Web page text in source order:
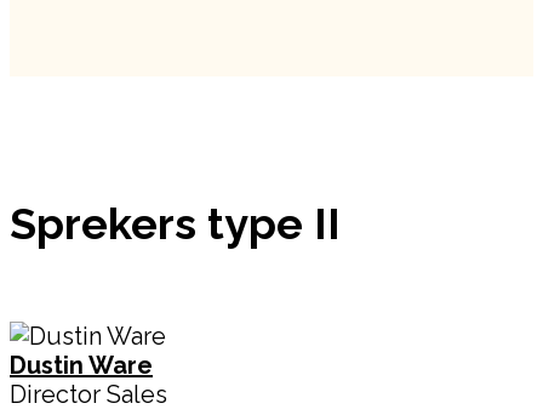
Sprekers type II
Dustin Ware
Director Sales